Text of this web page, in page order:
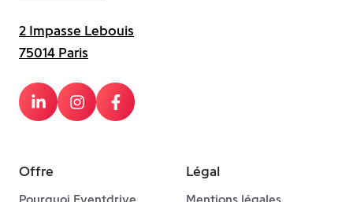
2 Impasse Lebouis
75014 Paris
Offre Légal